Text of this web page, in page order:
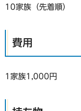
10家族（先着順）
費用
1家族1,000円